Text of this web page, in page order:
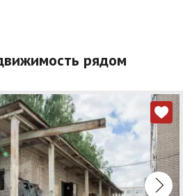
рядом